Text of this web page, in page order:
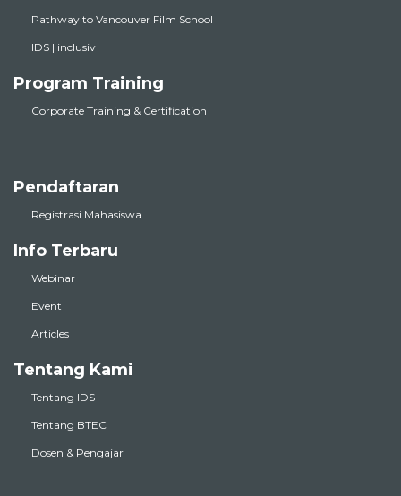
Pathway to Vancouver Film School
IDS | inclusiv
Program Training
Corporate Training & Certification
Pendaftaran
Registrasi Mahasiswa
Info Terbaru
Webinar
Event
Articles
Tentang Kami
Tentang IDS
Tentang BTEC
Dosen & Pengajar